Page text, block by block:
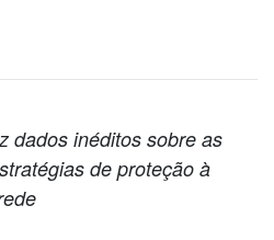
dados inéditos sobre as
de proteção à